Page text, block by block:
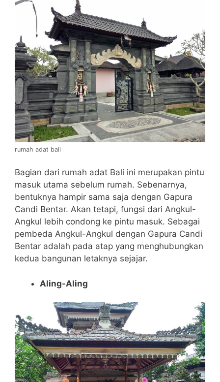
rumah adat bali
Bagian dari rumah adat Bali ini merupakan pintu
masuk utama sebelum rumah. Sebenarnya,
bentuknya hampir sama saja dengan Gapura
Candi Bentar. Akan tetapi, fungsi dari Angkul-
Angkul lebih condong ke pintu masuk. Sebagai
pembeda Angkul-Angkul dengan Gapura Candi
Bentar adalah pada atap yang menghubungkan
kedua bangunan letaknya sejajar.
Aling-Aling